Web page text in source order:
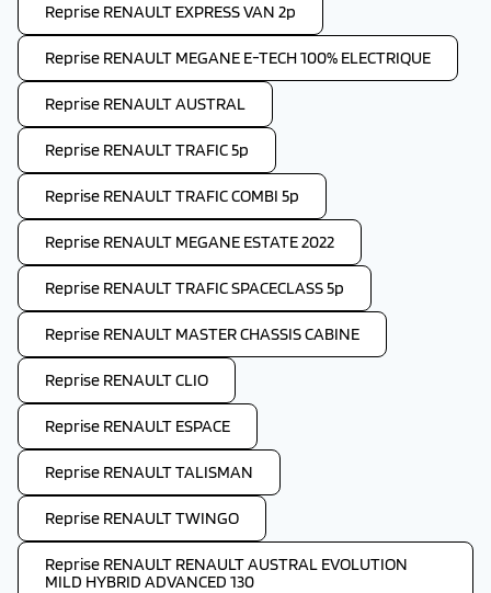
Reprise RENAULT EXPRESS VAN 2p
Reprise RENAULT MEGANE E-TECH 100% ELECTRIQUE
Reprise RENAULT AUSTRAL
Reprise RENAULT TRAFIC 5p
Reprise RENAULT TRAFIC COMBI 5p
Reprise RENAULT MEGANE ESTATE 2022
Reprise RENAULT TRAFIC SPACECLASS 5p
Reprise RENAULT MASTER CHASSIS CABINE
Reprise RENAULT CLIO
Reprise RENAULT ESPACE
Reprise RENAULT TALISMAN
Reprise RENAULT TWINGO
Reprise RENAULT RENAULT AUSTRAL EVOLUTION
MILD HYBRID ADVANCED 130